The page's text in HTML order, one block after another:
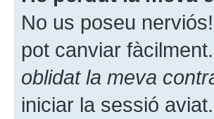
No us poseu
pot canviar
oblidat la meva
iniciar la sessió aviat.